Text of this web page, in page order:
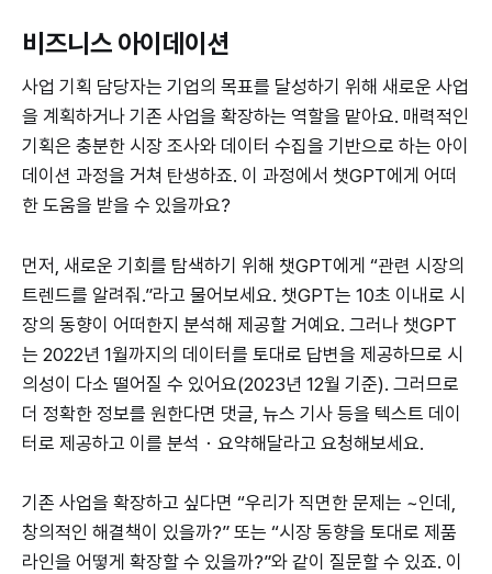
비즈니스 아이데이션
사업 기획 담당자는 기업의 목표를 달성하기 위해 새로운 사업
을 계획하거나 기존 사업을 확장하는 역할을 맡아요. 매력적인
기획은 충분한 시장 조사와 데이터 수집을 기반으로 하는 아이
데이션 과정을 거쳐 탄생하죠. 이 과정에서 챗GPT에게 어떠
한 도움을 받을 수 있을까요?
먼저, 새로운 기회를 탐색하기 위해 챗GPT에게 “관련 시장의
트렌드를 알려줘.”라고 물어보세요. 챗GPT는 10초 이내로 시
장의 동향이 어떠한지 분석해 제공할 거예요. 그러나 챗GPT
는 2022년 1월까지의 데이터를 토대로 답변을 제공하므로 시
의성이 다소 떨어질 수 있어요(2023년 12월 기준). 그러므로
더 정확한 정보를 원한다면 댓글, 뉴스 기사 등을 텍스트 데이
터로 제공하고 이를 분석・요약해달라고 요청해보세요.
기존 사업을 확장하고 싶다면 “우리가 직면한 문제는 ~인데,
창의적인 해결책이 있을까?” 또는 “시장 동향을 토대로 제품
라인을 어떻게 확장할 수 있을까?”와 같이 질문할 수 있죠. 이